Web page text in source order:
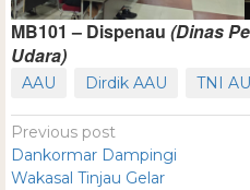
MB101 – Dispenau (Dinas
Udara)
AAU Dirdik AAU TNI AU
Previous post
Dankormar Dampingi
Wakasal Tinjau Gelar